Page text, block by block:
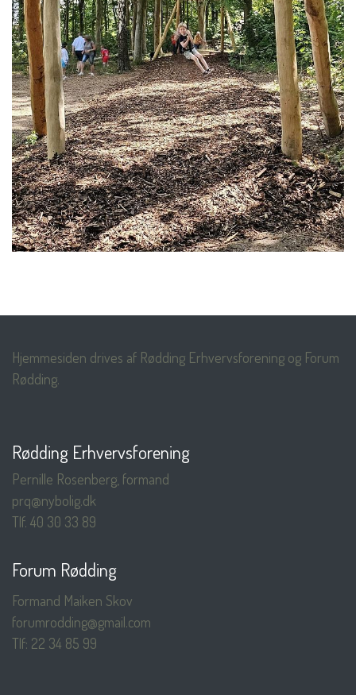
Hjemmesiden drives af Rødding Erhvervsforening og Forum
Rødding.
Rødding Erhvervsforening
Pernille Rosenberg, formand
prq@nybolig.dk
Tlf. 40 30 33 89
Forum Rødding
Formand Maiken Skov
forumrodding@gmail.com
Tlf: 22 34 85 99